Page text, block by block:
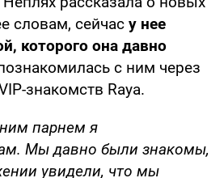
словам, сейчас у нее
которого она давно
с ним через
знакомств Raya.
парнем я
Мы давно были знакомы,
увидели, что мы